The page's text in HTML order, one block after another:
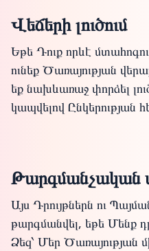
Վեճերի լուծում
Եթե Դուք որևէ
ունեք Ծառայության
եք նախևառաջ փորձել
կապվելով Ընկերության
Թարգմանչական
Այս Դրույթներն ու
թարգմանվել, եթե Մենք
Ձեզ՝ Մեր Ծառայության